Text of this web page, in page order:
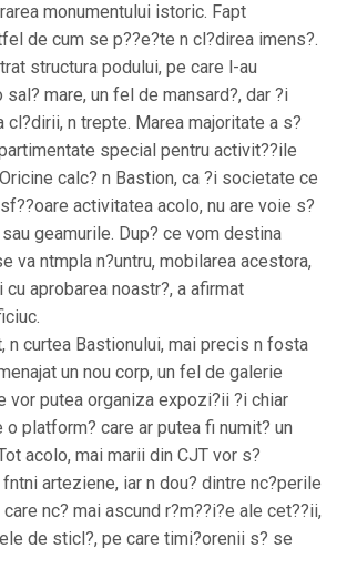
monumentului istoric. Fapt
de cum se p??e?te n cl?direa imens?.
structura podului, pe care l-au
mare, un fel de mansard?, dar ?i
cl?dirii, n trepte. Marea majoritate a s?
special pentru activit??ile
calc? n Bastion, ca ?i societate ce
activitatea acolo, nu are voie s?
geamurile. Dup? ce vom destina
va ntmpla n?untru, mobilarea acestora,
cu aprobarea noastr?, a afirmat
n curtea Bastionului, mai precis n fosta
un nou corp, un fel de galerie
vor putea organiza expozi?ii ?i chiar
platform? care ar putea fi numit? un
acolo, mai marii din CJT vor s?
arteziene, iar n dou? dintre nc?perile
nc? mai ascund r?m??i?e ale cet??ii,
de sticl?, pe care timi?orenii s? se